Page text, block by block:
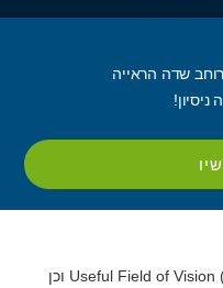
שדה הראייה
המבחן קיבל השראה מהמבחן Useful Field of Vision (UFOV) וכן